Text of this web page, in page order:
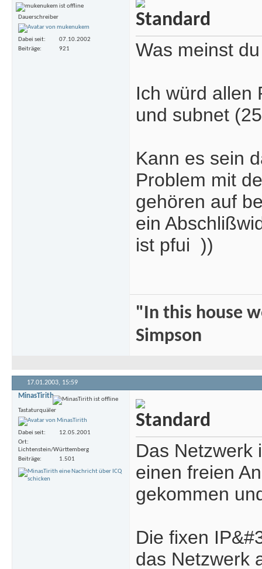
Dauerschreiber
Dabei seit
07.10.2002
Beiträge
921 Was meinst
Ich würd allen
und subnet
Kann es sein
Problem mit
gehören auf
ein
ist pfui ))
"In this house
Simpson
17.01.2003, 15:59
MinasTirith
Tastaturquäler
Dabei seit
12.05.2001
Ort
Lichtenstein/Württemberg
Beiträge
1.501
Das Netzwerk
einen freien
gekommen
Die fixen
das Netzwerk